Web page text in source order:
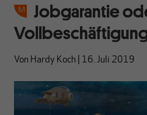
Jobgarantie
Von Hardy Koch 16. Juli 2019